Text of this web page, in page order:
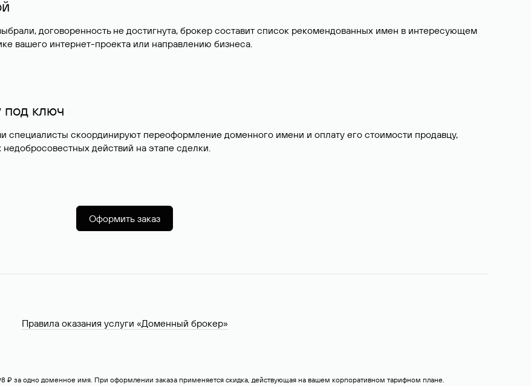
договоренность не достигнута, брокер составит список рекомендованных имен в интересующем
вашего интернет-проекта или направлению бизнеса.
ключ
специалисты скоординируют переоформление доменного имени и оплату его стоимости продавцу,
действий на этапе сделки.
Оформить заказ
Правила оказания услуги «Доменный брокер»
₽ за одно доменное имя. При оформлении заказа применяется скидка, действующая на вашем корпоративном тарифном плане.